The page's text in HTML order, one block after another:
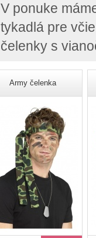
V ponuke
tykadlá pre
čelenky s
Army čelenka